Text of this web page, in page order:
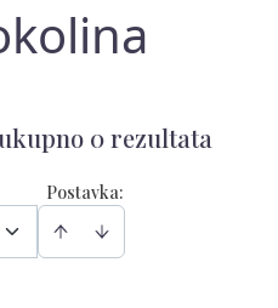
0 rezultata
Postavka: